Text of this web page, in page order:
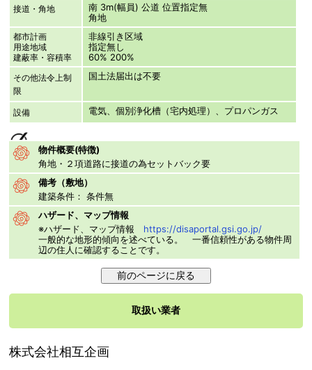
接道・角地
南 3m(幅員) 公道 位置指定無
角地
都市計画
用途地域
建蔽率・容積率
非線引き区域
指定無し
60% 200%
その他法令上制
限
国土法届出は不要
設備 電気、個別浄化槽（宅内処理）、プロパンガス
物件概要(特徴)
角地・２項道路に接道の為セットバック要
備考（敷地）
建築条件： 条件無
ハザード、マップ情報
※ハザード、マップ情報 https://disaportal.gsi.go.jp/
一般的な地形的傾向を述べている。 一番信頼性がある物件周
辺の住人に確認することです。
取扱い業者
株式会社相互企画